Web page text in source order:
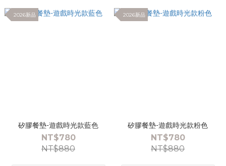
2026新品
矽膠餐墊-遊戲時光款藍色
NT$780
NT$880
2026新品
矽膠餐墊-遊戲時光款粉色
NT$780
NT$880